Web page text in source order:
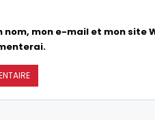
nom, mon e-mail et mon